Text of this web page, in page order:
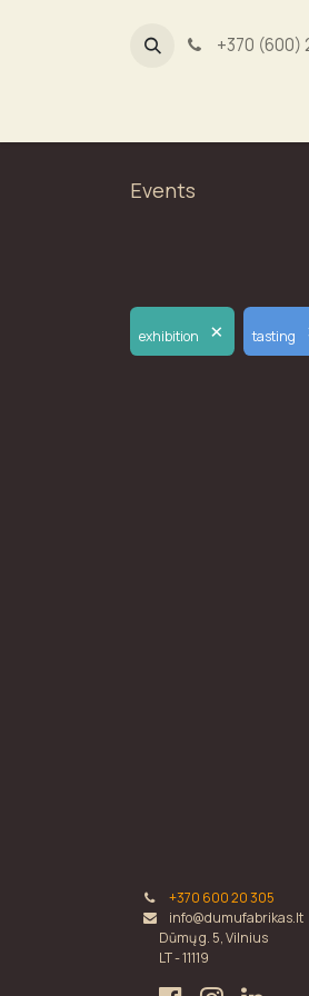
+370 (600)
Events
exhibition × tasting
+370 600 20 305
info@dumufabrikas.lt
Dūmų g. 5, Vilnius
LT - 11119